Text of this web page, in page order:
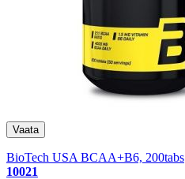
BioTech USA BCAA+B6, 200tabs
10021